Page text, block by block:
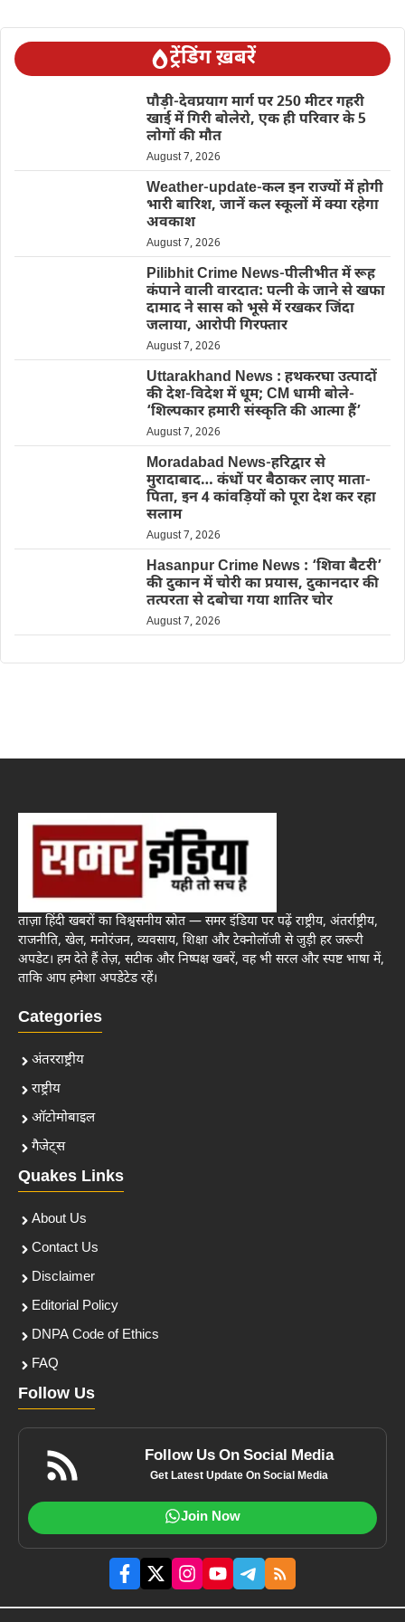
ट्रेंडिंग ख़बरें
पौड़ी-देवप्रयाग मार्ग पर 250 मीटर गहरी
खाई में गिरी बोलेरो, एक ही परिवार के 5
लोगों की मौत
August 7, 2026
Weather-update-कल इन राज्यों में होगी
भारी बारिश, जानें कल स्कूलों में क्या रहेगा
अवकाश
August 7, 2026
Pilibhit Crime News-पीलीभीत में रूह
कंपाने वाली वारदात: पत्नी के जाने से खफा
दामाद ने सास को भूसे में रखकर जिंदा
जलाया, आरोपी गिरफ्तार
August 7, 2026
Uttarakhand News : हथकरघा उत्पादों
की देश-विदेश में धूम; CM धामी बोले-
‘शिल्पकार हमारी संस्कृति की आत्मा हैं’
August 7, 2026
Moradabad News-हरिद्वार से
मुरादाबाद… कंधों पर बैठाकर लाए माता-
पिता, इन 4 कांवड़ियों को पूरा देश कर रहा
सलाम
August 7, 2026
Hasanpur Crime News : ‘शिवा बैटरी’
की दुकान में चोरी का प्रयास, दुकानदार की
तत्परता से दबोचा गया शातिर चोर
August 7, 2026
ताज़ा हिंदी खबरों का विश्वसनीय स्रोत — समर इंडिया पर पढ़ें राष्ट्रीय, अंतर्राष्ट्रीय,
राजनीति, खेल, मनोरंजन, व्यवसाय, शिक्षा और टेक्नोलॉजी से जुड़ी हर जरूरी
अपडेट। हम देते हैं तेज़, सटीक और निष्पक्ष खबरें, वह भी सरल और स्पष्ट भाषा में,
ताकि आप हमेशा अपडेटेड रहें।
Categories
अंतरराष्ट्रीय
राष्ट्रीय
ऑटोमोबाइल
गैजेट्स
Quakes Links
About Us
Contact Us
Disclaimer
Editorial Policy
DNPA Code of Ethics
FAQ
Follow Us
Follow Us On Social Media
Get Latest Update On Social Media
Join Now